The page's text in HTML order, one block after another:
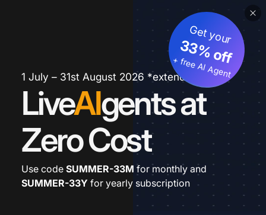
1 July – 31st August 2026 *extended
LiveAIgents at
Zero Cost
Get your
33% off
+ free AI Agent
Use code SUMMER-33M for monthly and
SUMMER-33Y for yearly subscription